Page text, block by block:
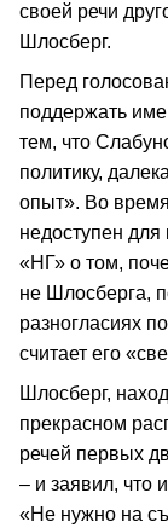
своей речи
Шлосберг.
Перед
поддержать
тем, что
политику,
опыт». Во
недоступен
«НГ» о том,
не Шлосберга,
разногласиях
считает его
Шлосберг,
прекрасном
речей первых
– и заявил, что
«Не нужно на